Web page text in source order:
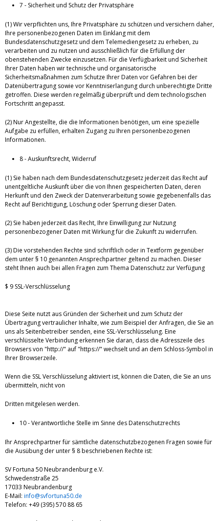
7 - Sicherheit und Schutz der Privatsphäre
(1) Wir verpflichten uns, Ihre Privatsphäre zu schützen und versichern daher,
Ihre personenbezogenen Daten im Einklang mit dem
Bundesdatenschutzgesetz und dem Telemediengesetz zu erheben, zu
verarbeiten und zu nutzen und ausschließlich für die Erfüllung der
obenstehenden Zwecke einzusetzen. Für die Verfügbarkeit und Sicherheit
Ihrer Daten haben wir technische und organisatorische
Sicherheitsmaßnahmen zum Schutze Ihrer Daten vor Gefahren bei der
Datenübertragung sowie vor Kenntniserlangung durch unberechtigte Dritte
getroffen. Diese werden regelmäßig überprüft und dem technologischen
Fortschritt angepasst.
(2) Nur Angestellte, die die Informationen benötigen, um eine spezielle
Aufgabe zu erfüllen, erhalten Zugang zu Ihren personenbezogenen
Informationen.
8 - Auskunftsrecht, Widerruf
(1) Sie haben nach dem Bundesdatenschutzgesetz jederzeit das Recht auf
unentgeltliche Auskunft über die von Ihnen gespeicherten Daten, deren
Herkunft und den Zweck der Datenverarbeitung sowie gegebenenfalls das
Recht auf Berichtigung, Löschung oder Sperrung dieser Daten.
(2) Sie haben jederzeit das Recht, Ihre Einwilligung zur Nutzung
personenbezogener Daten mit Wirkung für die Zukunft zu widerrufen.
(3) Die vorstehenden Rechte sind schriftlich oder in Textform gegenüber
dem unter § 10 genannten Ansprechpartner geltend zu machen. Dieser
steht Ihnen auch bei allen Fragen zum Thema Datenschutz zur Verfügung
$ 9 SSL-Verschlüsselung
Diese Seite nutzt aus Gründen der Sicherheit und zum Schutz der
Übertragung vertraulicher Inhalte, wie zum Beispiel der Anfragen, die Sie an
uns als Seitenbetreiber senden, eine SSL-Verschlüsselung. Eine
verschlüsselte Verbindung erkennen Sie daran, dass die Adresszeile des
Browsers von "http://" auf "https://" wechselt und an dem Schloss-Symbol in
Ihrer Browserzeile.
Wenn die SSL Verschlüsselung aktiviert ist, können die Daten, die Sie an uns
übermitteln, nicht von
Dritten mitgelesen werden.
10 - Verantwortliche Stelle im Sinne des Datenschutzrechts
Ihr Ansprechpartner für sämtliche datenschutzbezogenen Fragen sowie für
die Ausübung der unter § 8 beschriebenen Rechte ist:
SV Fortuna 50 Neubrandenburg e.V.
Schwedenstraße 25
17033 Neubrandenburg
E-Mail: info@svfortuna50.de
Telefon: +49 (395) 570 88 65